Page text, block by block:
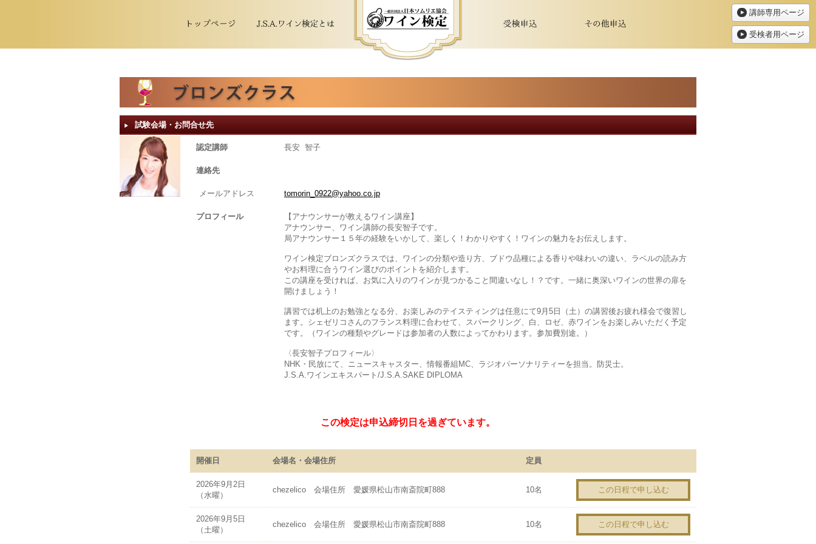
講師専用ページ
受検者用ページ
▶︎ 試験会場・お問合せ先
認定講師 長安 智子
連絡先
メールアドレス tomorin_0922@yahoo.co.jp
プロフィール
【アナウンサーが教えるワイン講座】
アナウンサー、ワイン講師の長安智子です。
局アナウンサー１５年の経験をいかして、楽しく！わかりやすく！ワインの魅力をお伝えします。
ワイン検定ブロンズクラスでは、ワインの分類や造り方、ブドウ品種による香りや味わいの違い、ラベルの読み方
やお料理に合うワイン選びのポイントを紹介します。
この講座を受ければ、お気に入りのワインが見つかること間違いなし！？です。一緒に奥深いワインの世界の扉を
開けましょう！
講習では机上のお勉強となる分、お楽しみのテイスティングは任意にて9月5日（土）の講習後お疲れ様会で復習し
ます。シェゼリコさんのフランス料理に合わせて、スパークリング、白、ロゼ、赤ワインをお楽しみいただく予定
です。（ワインの種類やグレードは参加者の人数によってかわります。参加費別途。）
〈長安智子プロフィール〉
NHK・民放にて、ニュースキャスター、情報番組MC、ラジオパーソナリティーを担当。防災士。
J.S.A.ワインエキスパート/J.S.A.SAKE DIPLOMA
この検定は申込締切日を過ぎています。
開催日 会場名・会場住所 定員
2026年9月2日
（水曜）
chezelico 会場住所 愛媛県松山市南斎院町888 10名 この日程で申し込む
2026年9月5日
（土曜）
chezelico 会場住所 愛媛県松山市南斎院町888 10名 この日程で申し込む